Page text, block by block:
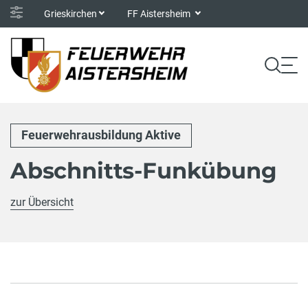
Grieskirchen FF Aistersheim
Feuerwehrausbildung Aktive
Abschnitts-Funkübung
zur Übersicht